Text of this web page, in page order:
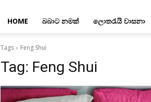
HOME බබාට නමක් ලොතරැයි වාසනා
Tags Feng Shui
Tag: Feng Shui